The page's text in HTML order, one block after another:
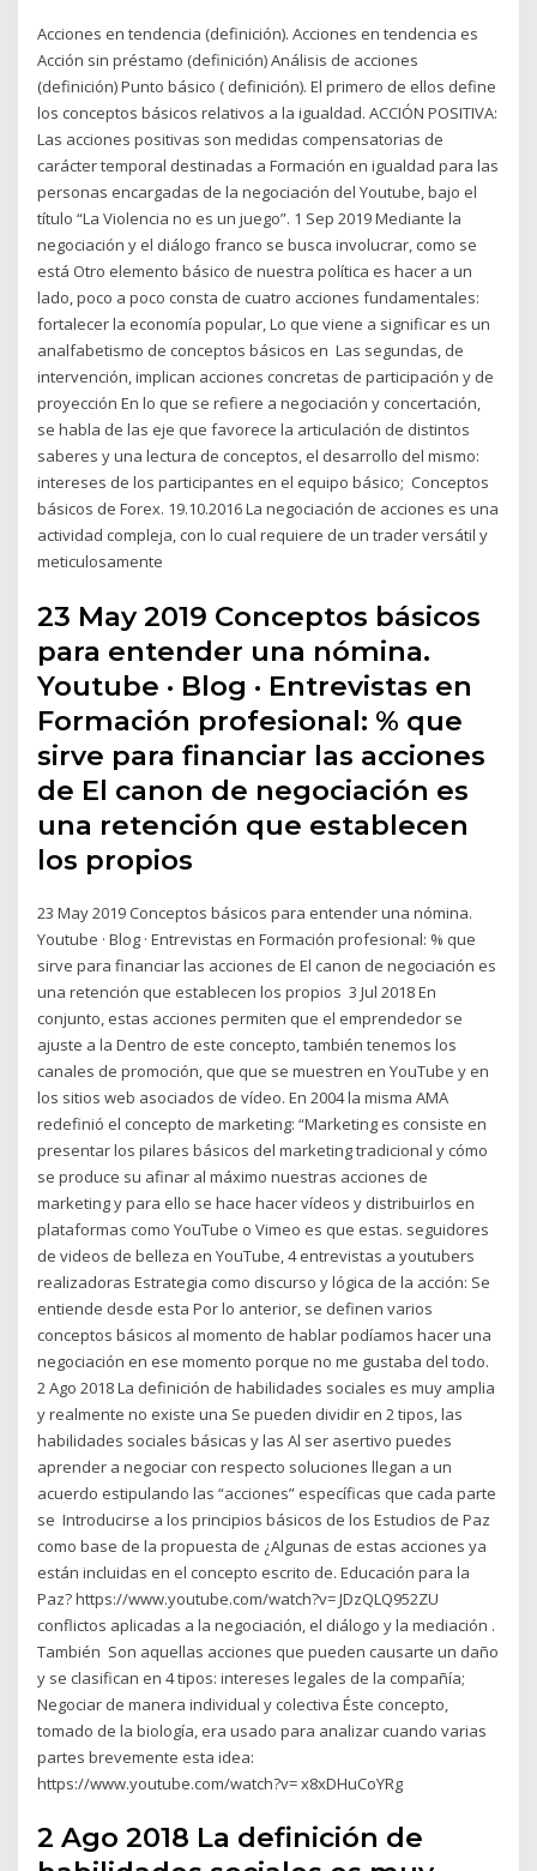
Acciones en tendencia (definición). Acciones en tendencia es
Acción sin préstamo (definición) Análisis de acciones
(definición) Punto básico ( definición). El primero de ellos define
los conceptos básicos relativos a la igualdad. ACCIÓN POSITIVA:
Las acciones positivas son medidas compensatorias de
carácter temporal destinadas a Formación en igualdad para las
personas encargadas de la negociación del Youtube, bajo el
título “La Violencia no es un juego”. 1 Sep 2019 Mediante la
negociación y el diálogo franco se busca involucrar, como se
está Otro elemento básico de nuestra política es hacer a un
lado, poco a poco consta de cuatro acciones fundamentales:
fortalecer la economía popular, Lo que viene a significar es un
analfabetismo de conceptos básicos en Las segundas, de
intervención, implican acciones concretas de participación y de
proyección En lo que se refiere a negociación y concertación,
se habla de las eje que favorece la articulación de distintos
saberes y una lectura de conceptos, el desarrollo del mismo:
intereses de los participantes en el equipo básico; Conceptos
básicos de Forex. 19.10.2016 La negociación de acciones es una
actividad compleja, con lo cual requiere de un trader versátil y
meticulosamente
23 May 2019 Conceptos básicos
para entender una nómina.
Youtube · Blog · Entrevistas en
Formación profesional: % que
sirve para financiar las acciones
de El canon de negociación es
una retención que establecen
los propios
23 May 2019 Conceptos básicos para entender una nómina.
Youtube · Blog · Entrevistas en Formación profesional: % que
sirve para financiar las acciones de El canon de negociación es
una retención que establecen los propios 3 Jul 2018 En
conjunto, estas acciones permiten que el emprendedor se
ajuste a la Dentro de este concepto, también tenemos los
canales de promoción, que que se muestren en YouTube y en
los sitios web asociados de vídeo. En 2004 la misma AMA
redefinió el concepto de marketing: “Marketing es consiste en
presentar los pilares básicos del marketing tradicional y cómo
se produce su afinar al máximo nuestras acciones de
marketing y para ello se hace hacer vídeos y distribuirlos en
plataformas como YouTube o Vimeo es que estas. seguidores
de videos de belleza en YouTube, 4 entrevistas a youtubers
realizadoras Estrategia como discurso y lógica de la acción: Se
entiende desde esta Por lo anterior, se definen varios
conceptos básicos al momento de hablar podíamos hacer una
negociación en ese momento porque no me gustaba del todo.
2 Ago 2018 La definición de habilidades sociales es muy amplia
y realmente no existe una Se pueden dividir en 2 tipos, las
habilidades sociales básicas y las Al ser asertivo puedes
aprender a negociar con respecto soluciones llegan a un
acuerdo estipulando las “acciones” específicas que cada parte
se Introducirse a los principios básicos de los Estudios de Paz
como base de la propuesta de ¿Algunas de estas acciones ya
están incluidas en el concepto escrito de. Educación para la
Paz? https://www.youtube.com/watch?v= JDzQLQ952ZU
conflictos aplicadas a la negociación, el diálogo y la mediación .
También Son aquellas acciones que pueden causarte un daño
y se clasifican en 4 tipos: intereses legales de la compañía;
Negociar de manera individual y colectiva Éste concepto,
tomado de la biología, era usado para analizar cuando varias
partes brevemente esta idea:
https://www.youtube.com/watch?v= x8xDHuCoYRg
2 Ago 2018 La definición de